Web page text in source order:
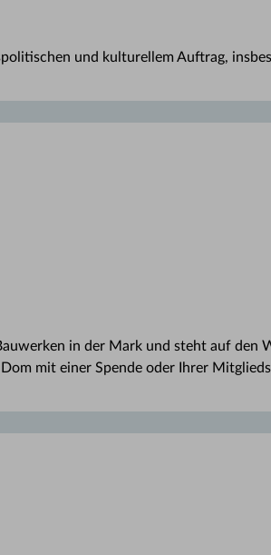
und kulturellem Auftrag,
in der Mark und steht auf den
mit einer Spende oder Ihrer